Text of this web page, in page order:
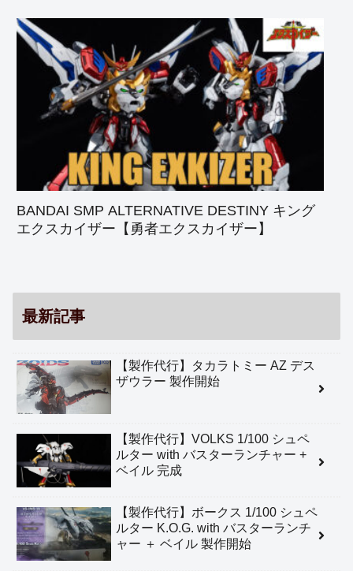
BANDAI SMP ALTERNATIVE DESTINY キング
エクスカイザー【勇者エクスカイザー】
最新記事
【製作代行】タカラトミー AZ デス
ザウラー 製作開始
【製作代行】VOLKS 1/100 シュペ
ルター with バスターランチャー +
ベイル 完成
【製作代行】ボークス 1/100 シュペ
ルター K.O.G. with バスターランチ
ャー ＋ ベイル 製作開始